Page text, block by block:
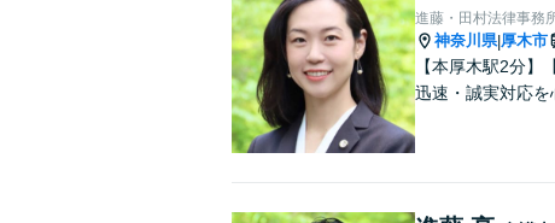
進藤・田村法律事務
神奈川県|厚木市
【本厚木駅2分
迅速・誠実対応を